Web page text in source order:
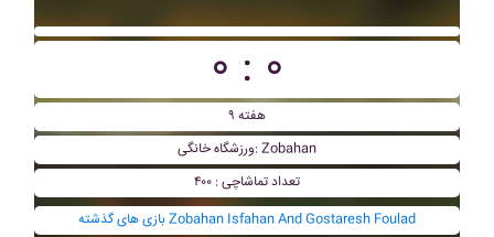
۰ : ۰
هفته ۹
ورزشگاه خانگی: Zobahan
تعداد تماشاچی : ۴۰۰
بازی های گذشته Zobahan Isfahan And Gostaresh Foulad